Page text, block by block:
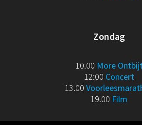
Zondag
10.00 More
12:00 Concert
13.00
19.00 Film